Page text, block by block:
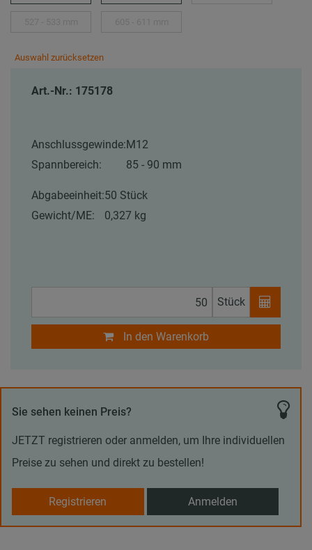
Auswahl zurücksetzen
Art.-Nr.: 175178
Anschlussgewinde:M12
Spannbereich:
85 - 90 mm
Abgabeeinheit:50 Stück
Gewicht/ME:
0,327 kg
Stück
In den Warenkorb
Sie sehen keinen Preis?
JETZT registrieren oder anmelden, um Ihre individuellen
Preise zu sehen und direkt zu bestellen!
Registrieren Anmelden